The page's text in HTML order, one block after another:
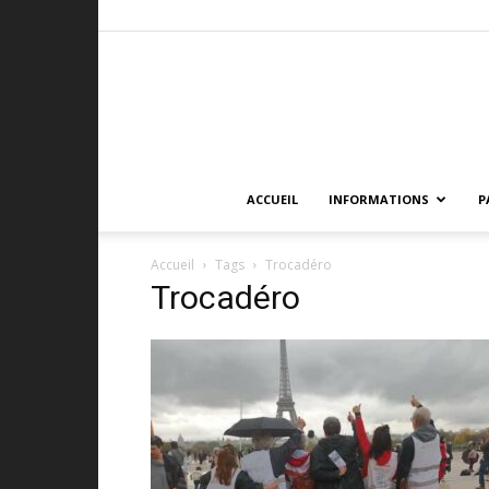
ACCUEIL INFORMATIONS
Accueil Tags Trocadéro
Trocadéro